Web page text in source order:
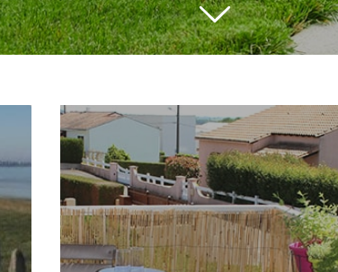
PAILLON PELÉ